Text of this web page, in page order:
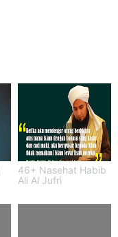
46+ Nasehat Habib
Ali Al Jufri